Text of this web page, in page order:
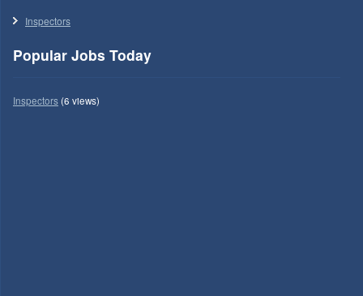
Inspectors
Popular Jobs Today
Inspectors(6 views)